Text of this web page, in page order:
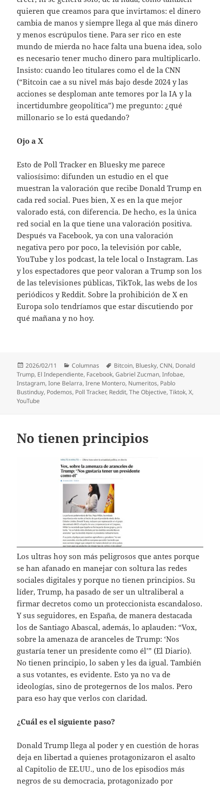
quieren que creamos para que invirtamos: el dinero
cambia de manos y siempre llega al que más dinero
y menos escrúpulos tiene. Para ser rico en este
mundo de mierda no hace falta una buena idea, solo
es necesario tener mucho dinero para multiplicarlo.
Insisto: cuando leo titulares como el de la CNN
(“Bitcoin cae a su nivel más bajo desde 2024 y las
acciones se desploman ante temores por la IA y la
incertidumbre geopolítica”) me pregunto: ¿qué
millonario se lo está quedando?
Ojo a X
Esto de Poll Tracker en Bluesky me parece
valiosísimo: difunden un estudio en el que
muestran la valoración que recibe Donald Trump en
cada red social. Pues bien, X es en la que mejor
valorado está, con diferencia. De hecho, es la única
red social en la que tiene una valoración positiva.
Después va Facebook, ya con una valoración
negativa pero por poco, la televisión por cable,
YouTube y los podcast, la tele local o Instagram. Las
y los espectadores que peor valoran a Trump son los
de las televisiones públicas, TikTok, las webs de los
periódicos y Reddit. Sobre la prohibición de X en
Europa solo tendríamos que estar discutiendo por
qué mañana y no hoy.
Publicado
el
2026/02/11 Categorías
Columnas Etiquetas
Bitcoin, Bluesky,CNN, Donald
Trump, El Independiente, Facebook,Gabriel Zucman,Infobae,
Instagram,Ione Belarra,Irene Montero, Numeritos, Pablo
Bustinduy, Podemos, Poll Tracker, Reddit,The Objective,Tiktok,X,
YouTube
No tienen principios
Los ultras hoy son más peligrosos que antes porque
se han afanado en manejar con soltura las redes
sociales digitales y porque no tienen principios. Su
líder, Trump, ha pasado de ser un ultraliberal a
firmar decretos como un proteccionista escandaloso.
Y sus seguidores, en España, de manera destacada
los de Santiago Abascal, además, lo aplauden: “Vox,
sobre la amenaza de aranceles de Trump: ‘Nos
gustaría tener un presidente como él’” (El Diario).
No tienen principio, lo saben y les da igual. También
a sus votantes, es evidente. Esto ya no va de
ideologías, sino de protegernos de los malos. Pero
para eso hay que verlos con claridad.
¿Cuál es el siguiente paso?
Donald Trump llega al poder y en cuestión de horas
deja en libertad a quienes protagonizaron el asalto
al Capitolio de EE.UU., uno de los episodios más
negros de su democracia, protagonizado por